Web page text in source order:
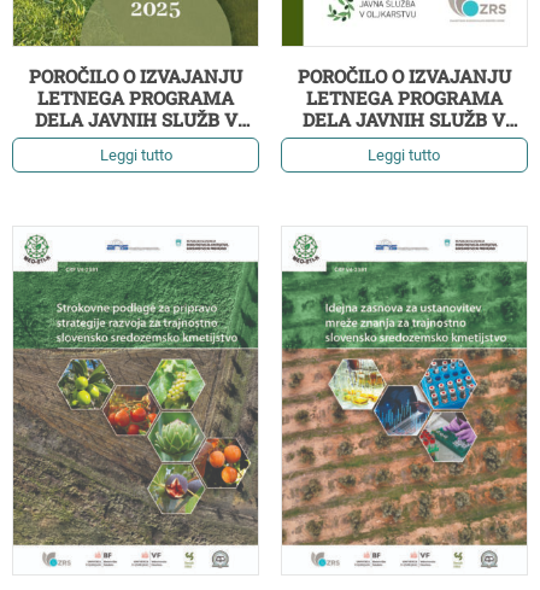
POROČILO O IZVAJANJU
LETNEGA PROGRAMA
DELA JAVNIH SLUŽB V
OLJKARSTVU ZA LETO 2025
Leggi tutto
POROČILO O IZVAJANJU
LETNEGA PROGRAMA
DELA JAVNIH SLUŽB V
OLJKARSTVU ZA LETO
2024
Leggi tutto